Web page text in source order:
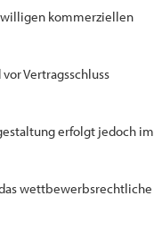
kommerziellen
Vertragsschluss
erfolgt jedoch im
wettbewerbsrechtliche